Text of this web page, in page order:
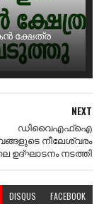
ക്ഷേത്ര
NEXT
ഡിവൈഎഫ്ഐ
നീലേശ്വരം
ഉദ്ഘാടനം നടത്തി
DISQUS FACEBOOK